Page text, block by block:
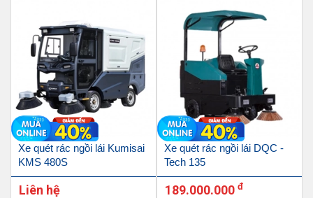
Xe quét rác ngồi lái Kumisai
KMS 480S
Liên hệ
Xe quét rác ngồi lái DQC -
Tech 135
189.000.000 đ